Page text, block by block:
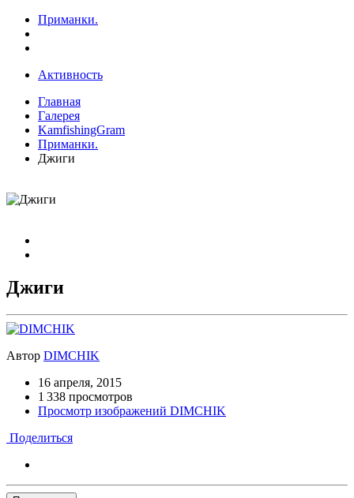
Приманки.
Активность
Главная
Галерея
KamfishingGram
Приманки.
Джиги
Джиги
Автор DIMCHIK
16 апреля, 2015
1 338 просмотров
Просмотр изображений DIMCHIK
Поделиться